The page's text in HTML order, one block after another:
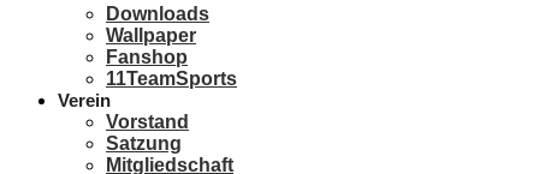
Downloads
Wallpaper
Fanshop
11TeamSports
Verein
Vorstand
Satzung
Mitgliedschaft